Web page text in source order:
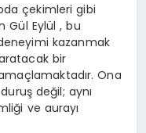
çekimleri gibi
Gül Eylül , bu
kazanmak
bir
Ona
değil; aynı
ve aurayı